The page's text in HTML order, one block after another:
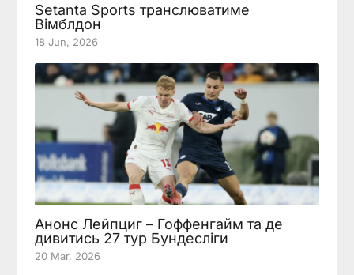
Setanta Sports транслюватиме
Вімблдон
18 Jun, 2026
Анонс Лейпциг – Гоффенгайм та де
дивитись 27 тур Бундесліги
20 Mar, 2026